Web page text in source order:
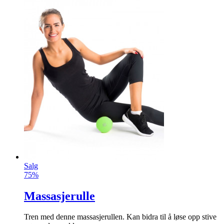
Salg
75%
Massasjerulle
Tren med denne massasjerullen. Kan bidra til å løse opp stive